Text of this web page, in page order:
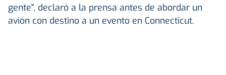
gente", declaró a la prensa antes de abordar un
avión con destino a un evento en Connecticut.